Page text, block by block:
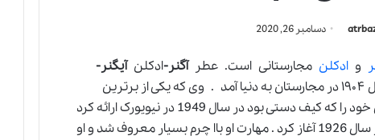
دسامبر 26, 2020
و ادکلن مجارستانی است. عطر آگنر-ادکلن آیگنر-
پایه گذار کمپانی اگنر در سال ۱۹۰۴ در مجارستان به دنیا آمد . وی که یکی از برترین
طراحان دنیای فشن به شمار میی رفت اولین محصول خود را که کیف دستی بود در سال 1949 در نیویورک ارائه کرد
. اتین اگنر کار خود را بعنوان صحاف کتاب در پاریس در سال 1926 آغاز کرد . مهارت او باا چرم بسیار معروف شد و او